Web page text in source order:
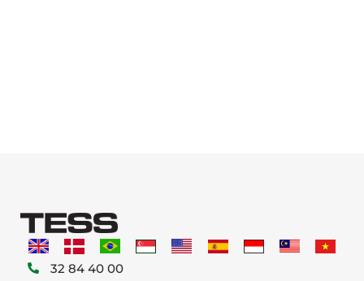
32 84 40 00